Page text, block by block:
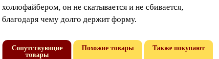
холлофайбером, он не скатывается и не сбивается,
благодаря чему долго держит форму.
Сопутствующие
товары
Похожие товары Также покупают